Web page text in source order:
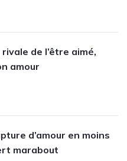
de l’être aimé,
amour
d’amour en moins
marabout